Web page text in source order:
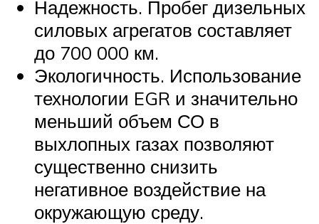
Надежность. Пробег дизельных
силовых агрегатов составляет
до 700 000 км.
Экологичность. Использование
технологии EGR и значительно
меньший объем СО в
выхлопных газах позволяют
существенно снизить
негативное воздействие на
окружающую среду.